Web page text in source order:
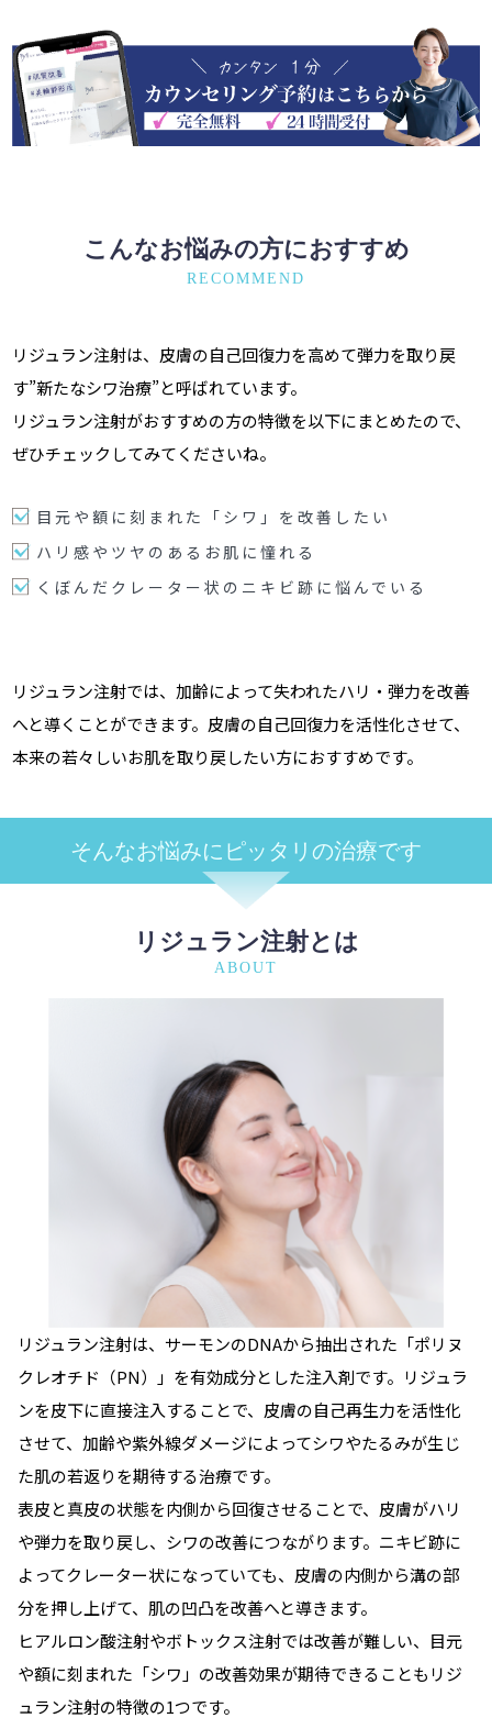
こんなお悩みの方におすすめ
RECOMMEND
リジュラン注射は、皮膚の自己回復力を高めて弾力を取り戻
す”新たなシワ治療”と呼ばれています。
リジュラン注射がおすすめの方の特徴を以下にまとめたので、
ぜひチェックしてみてくださいね。
目元や額に刻まれた「シワ」を改善したい
ハリ感やツヤのあるお肌に憧れる
くぼんだクレーター状のニキビ跡に悩んでいる
リジュラン注射では、加齢によって失われたハリ・弾力を改善
へと導くことができます。皮膚の自己回復力を活性化させて、
本来の若々しいお肌を取り戻したい方におすすめです。
そんなお悩みに ピッタリの治療です
リジュラン注射とは
ABOUT
リジュラン注射は、サーモンのDNAから抽出された「ポリヌ
クレオチド（PN）」を有効成分とした注入剤です。リジュラ
ンを皮下に直接注入することで、皮膚の自己再生力を活性化
させて、加齢や紫外線ダメージによってシワやたるみが生じ
た肌の若返りを期待する治療です。
表皮と真皮の状態を内側から回復させることで、皮膚がハリ
や弾力を取り戻し、シワの改善につながります。ニキビ跡に
よってクレーター状になっていても、皮膚の内側から溝の部
分を押し上げて、肌の凹凸を改善へと導きます。
ヒアルロン酸注射やボトックス注射では改善が難しい、目元
や額に刻まれた「シワ」の改善効果が期待できることもリジ
ュラン注射の特徴の1つです。